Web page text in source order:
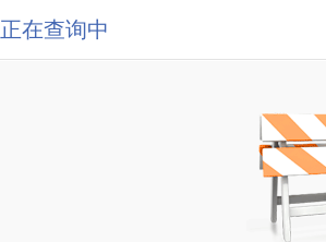
正在查询中